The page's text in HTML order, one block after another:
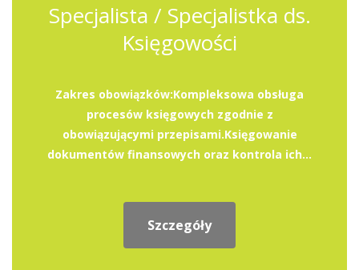
Specjalista / Specjalistka ds.
Księgowości
Zakres obowiązków:Kompleksowa obsługa
procesów księgowych zgodnie z
obowiązującymi przepisami.Księgowanie
dokumentów finansowych oraz kontrola ich...
Szczegóły